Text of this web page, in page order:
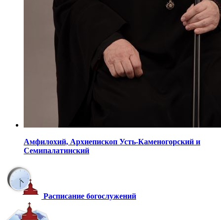
Амфилохий, Архиепископ Усть-Каменогорский и
Семипалатинский
Расписание богослужений